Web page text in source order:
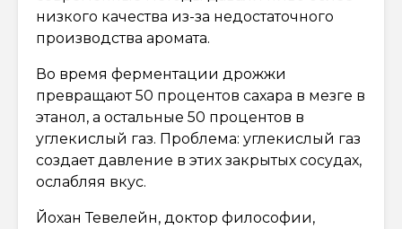
низкого качества из-за недостаточного
производства аромата.
Во время ферментации дрожжи
превращают 50 процентов сахара в мезге в
этанол, а остальные 50 процентов в
углекислый газ. Проблема: углекислый газ
создает давление в этих закрытых сосудах,
ослабляя вкус.
Йохан Тевелейн, доктор философии,